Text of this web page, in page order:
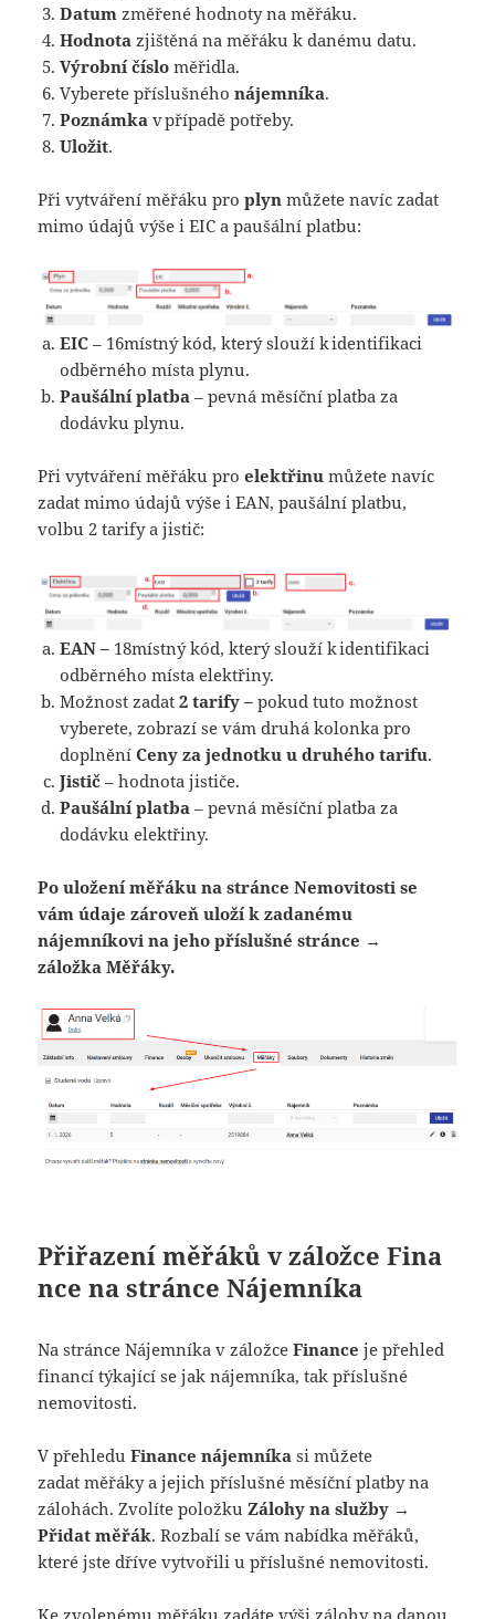
Datum změřené hodnoty na měřáku.
Hodnota zjištěná na měřáku k danému datu.
Výrobní číslo měřidla.
Vyberete příslušnéhonájemníka.
Poznámka v případě potřeby.
Uložit.
Při vytváření měřáku proplyn můžete navíc zadat
mimo údajů výše i EIC a paušální platbu:
EIC – 16místný kód, který slouží k identifikaci
odběrného místa plynu.
Paušální platba – pevná měsíční platba za
dodávku plynu.
Při vytváření měřáku proelektřinu můžete navíc
zadat mimo údajů výše i EAN, paušální platbu,
volbu 2 tarify a jistič:
EAN – 18místný kód, který slouží k identifikaci
odběrného místa elektřiny.
Možnost zadat2 tarify –pokud tuto možnost
vyberete, zobrazí se vám druhá kolonka pro
doplněníCeny za jednotku u druhého tarifu.
Jistič – hodnota jističe.
Paušální platba – pevná měsíční platba za
dodávku elektřiny.
Po uložení měřáku na stránce Nemovitosti se
vám údaje zároveň uloží k zadanému
nájemníkovi na jeho příslušné stránce →
záložka Měřáky.
Přiřazení měřáků v záložce Fina
nce na stránce Nájemníka
Na stránce Nájemníka v záložceFinanceje přehled
financí týkající se jak nájemníka, tak příslušné
nemovitosti.
V přehledu Finance nájemníka si můžete
zadat měřáky a jejich příslušné měsíční platby na
zálohách. Zvolíte položku Zálohy na služby →
Přidat měřák. Rozbalí se vám nabídka měřáků,
které jste dříve vytvořili u příslušné nemovitosti.
Ke zvolenému měřáku zadáte výši zálohy na danou